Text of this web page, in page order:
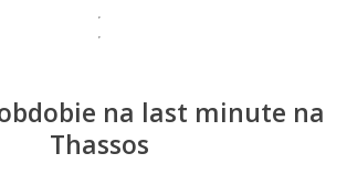
na last minute na
Thassos